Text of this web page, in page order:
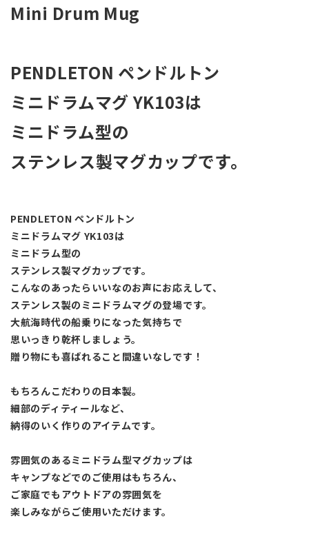
Mini Drum Mug
PENDLETON ペンドルトン
ミニドラムマグ YK103は
ミニドラム型の
ステンレス製マグカップです。
PENDLETON ペンドルトン
ミニドラムマグ YK103は
ミニドラム型の
ステンレス製マグカップです。
こんなのあったらいいなのお声にお応えして、
ステンレス製のミニドラムマグの登場です。
大航海時代の船乗りになった気持ちで
思いっきり乾杯しましょう。
贈り物にも喜ばれること間違いなしです！
もちろんこだわりの日本製。
細部のディティールなど、
納得のいく作りのアイテムです。
雰囲気のあるミニドラム型マグカップは
キャンプなどでのご使用はもちろん、
ご家庭でもアウトドアの雰囲気を
楽しみながらご使用いただけます。